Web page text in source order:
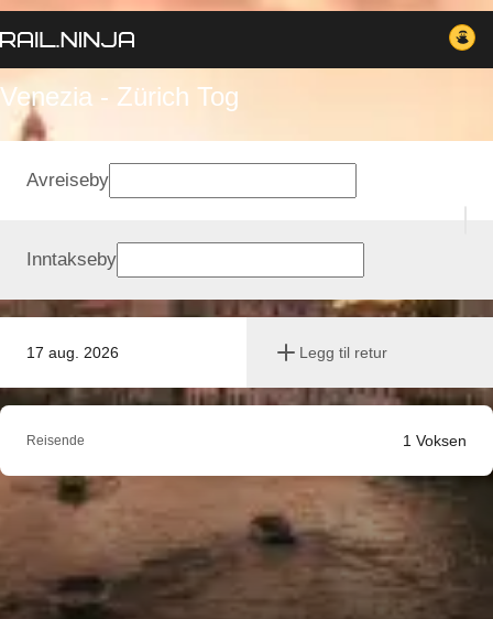
Venezia - Zürich Tog
17 aug. 2026 Legg til retur
Avreiseby
Inntakseby
Reisende 1 Voksen